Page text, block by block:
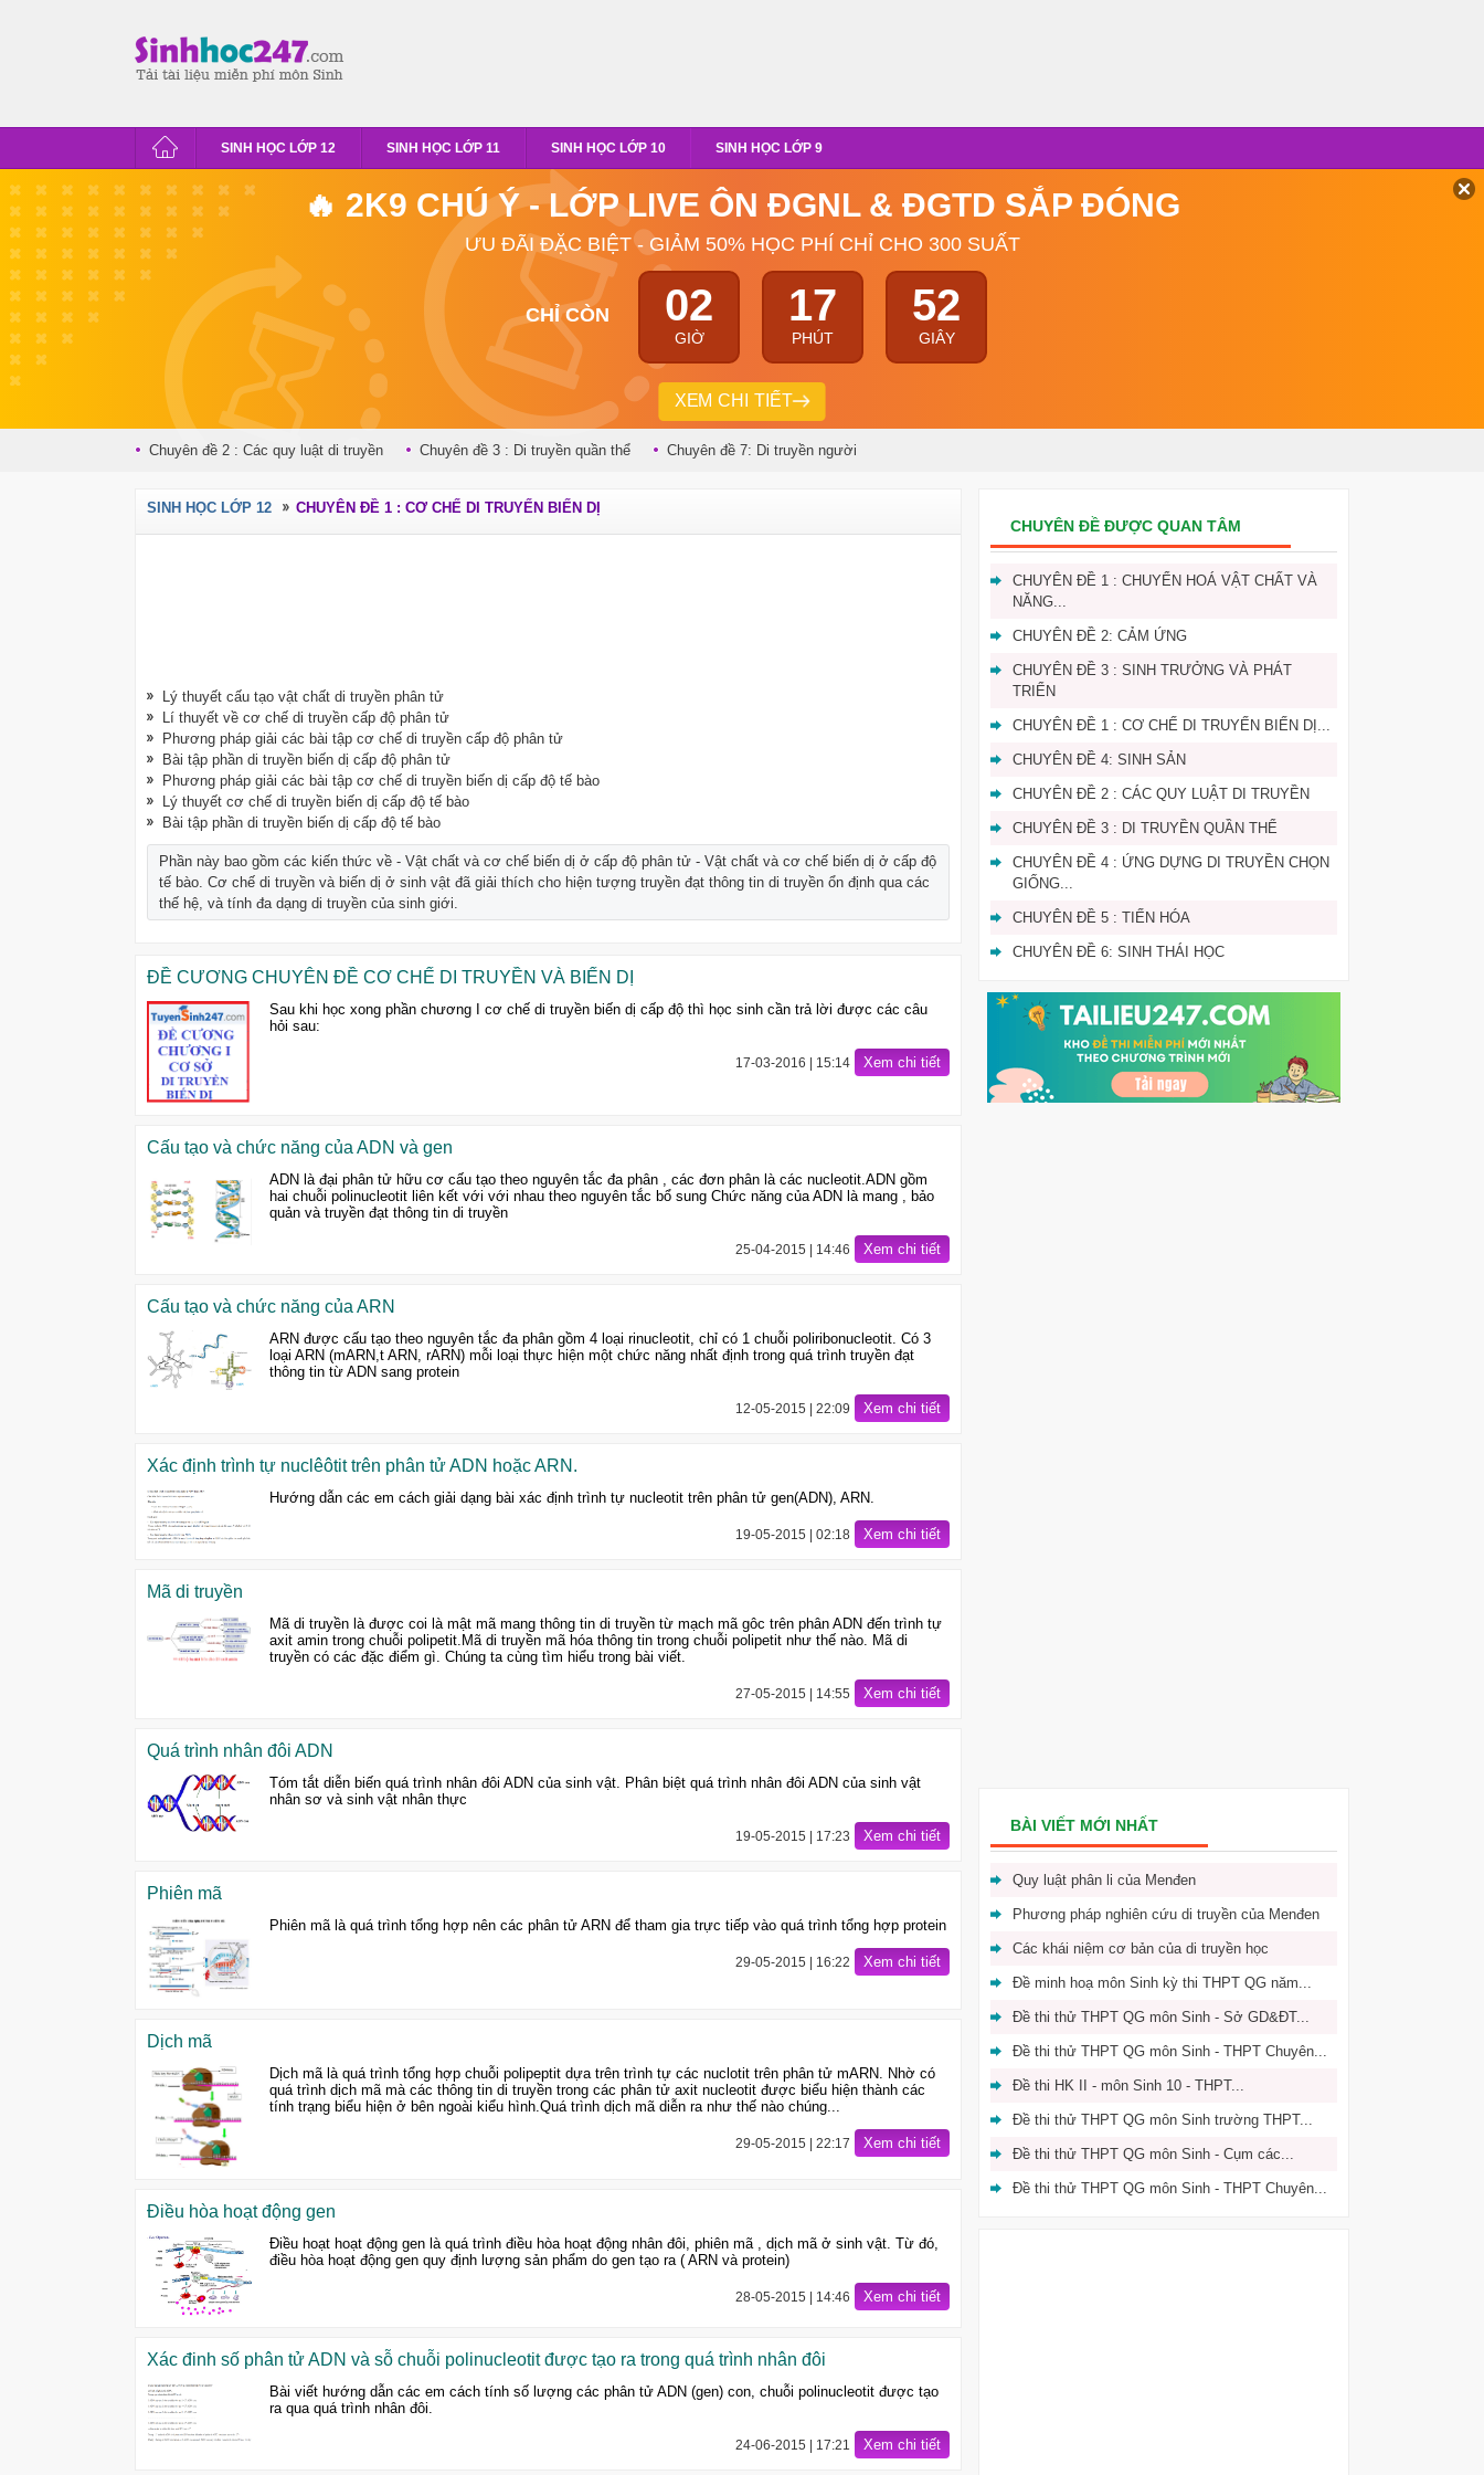
SINH HỌC LỚP 12 SINH HỌC LỚP 11 SINH HỌC LỚP 10 SINH HỌC LỚP 9
🔥 2K9 CHÚ Ý - LỚP LIVE ÔN ĐGNL & ĐGTD SẮP ĐÓNG
ƯU ĐÃI ĐẶC BIỆT - GIẢM 50% HỌC PHÍ CHỈ CHO 300 SUẤT
CHỈ CÒN 02
GIỜ
17
PHÚT
51
GIÂY
XEM CHI TIẾT
Chuyên đề 2 : Các quy luật di truyền Chuyên đề 3 : Di truyền quần thể Chuyên đề 7: Di truyền người
SINH HỌC LỚP 12 CHUYÊN ĐỀ 1 : CƠ CHẾ DI TRUYẾN BIẾN DỊ
Lý thuyết cấu tạo vật chất di truyền phân tử
Lí thuyết về cơ chế di truyền cấp độ phân tử
Phương pháp giải các bài tập cơ chế di truyền cấp độ phân tử
Bài tập phần di truyền biến dị cấp độ phân tử
Phương pháp giải các bài tập cơ chế di truyền biến dị cấp độ tế bào
Lý thuyết cơ chế di truyền biến dị cấp độ tế bào
Bài tập phần di truyền biến dị cấp độ tế bào
Phần này bao gồm các kiến thức về - Vật chất và cơ chế biến dị ở cấp độ phân tử - Vật chất và cơ chế biến dị ở cấp độ
tế bào. Cơ chế di truyền và biến dị ở sinh vật đã giải thích cho hiện tượng truyền đạt thông tin di truyền ổn định qua các
thế hệ, và tính đa dạng di truyền của sinh giới.
ĐỀ CƯƠNG CHUYÊN ĐỀ CƠ CHẾ DI TRUYỀN VÀ BIẾN DỊ
Sau khi học xong phần chương I cơ chế di truyền biến dị cấp độ thì học sinh cần trả lời được các câu
hỏi sau:
17-03-2016 | 15:14 Xem chi tiết
Cấu tạo và chức năng của ADN và gen
ADN là đại phân tử hữu cơ cấu tạo theo nguyên tắc đa phân , các đơn phân là các nucleotit.ADN gồm
hai chuỗi polinucleotit liên kết với với nhau theo nguyên tắc bổ sung Chức năng của ADN là mang , bảo
quản và truyền đạt thông tin di truyền
25-04-2015 | 14:46 Xem chi tiết
Cấu tạo và chức năng của ARN
ARN được cấu tạo theo nguyên tắc đa phân gồm 4 loại rinucleotit, chỉ có 1 chuỗi poliribonucleotit. Có 3
loại ARN (mARN,t ARN, rARN) mỗi loại thực hiện một chức năng nhất định trong quá trình truyền đạt
thông tin từ ADN sang protein
12-05-2015 | 22:09 Xem chi tiết
Xác định trình tự nuclêôtit trên phân tử ADN hoặc ARN.
Hướng dẫn các em cách giải dạng bài xác định trình tự nucleotit trên phân tử gen(ADN), ARN.
19-05-2015 | 02:18 Xem chi tiết
Mã di truyền
Mã di truyền là được coi là mật mã mang thông tin di truyền từ mạch mã gôc trên phân ADN đến trình tự
axit amin trong chuỗi polipetit.Mã di truyền mã hóa thông tin trong chuỗi polipetit như thế nào. Mã di
truyền có các đặc điểm gì. Chúng ta cùng tìm hiểu trong bài viết.
27-05-2015 | 14:55 Xem chi tiết
Quá trình nhân đôi ADN
Tóm tắt diễn biến quá trình nhân đôi ADN của sinh vật. Phân biệt quá trình nhân đôi ADN của sinh vật
nhân sơ và sinh vật nhân thực
19-05-2015 | 17:23 Xem chi tiết
Phiên mã
Phiên mã là quá trình tổng hợp nên các phân tử ARN để tham gia trực tiếp vào quá trình tổng hợp protein
29-05-2015 | 16:22 Xem chi tiết
Dịch mã
Dịch mã là quá trình tổng hợp chuỗi polipeptit dựa trên trình tự các nuclotit trên phân tử mARN. Nhờ có
quá trình dịch mã mà các thông tin di truyền trong các phân tử axit nucleotit được biểu hiện thành các
tính trạng biểu hiện ở bên ngoài kiểu hình.Quá trình dịch mã diễn ra như thế nào chúng...
29-05-2015 | 22:17 Xem chi tiết
Điều hòa hoạt động gen
Điều hoạt hoạt động gen là quá trình điều hòa hoạt động nhân đôi, phiên mã , dịch mã ở sinh vật. Từ đó,
điều hòa hoạt động gen quy định lượng sản phẩm do gen tạo ra ( ARN và protein)
28-05-2015 | 14:46 Xem chi tiết
Xác đinh số phân tử ADN và sỗ chuỗi polinucleotit được tạo ra trong quá trình nhân đôi
Bài viết hướng dẫn các em cách tính số lượng các phân tử ADN (gen) con, chuỗi polinucleotit được tạo
ra qua quá trình nhân đôi.
24-06-2015 | 17:21 Xem chi tiết
CHUYÊN ĐỀ ĐƯỢC QUAN TÂM
CHUYÊN ĐỀ 1 : CHUYỂN HOÁ VẬT CHẤT VÀ
NĂNG...
CHUYÊN ĐỀ 2: CẢM ỨNG
CHUYÊN ĐỀ 3 : SINH TRƯỞNG VÀ PHÁT
TRIỂN
CHUYÊN ĐỀ 1 : CƠ CHẾ DI TRUYẾN BIẾN DỊ...
CHUYÊN ĐỀ 4: SINH SẢN
CHUYÊN ĐỀ 2 : CÁC QUY LUẬT DI TRUYỀN
CHUYÊN ĐỀ 3 : DI TRUYỀN QUẦN THỂ
CHUYÊN ĐỀ 4 : ỨNG DỰNG DI TRUYỀN CHỌN
GIỐNG...
CHUYÊN ĐỀ 5 : TIẾN HÓA
CHUYÊN ĐỀ 6: SINH THÁI HỌC
BÀI VIẾT MỚI NHẤT
Quy luật phân li của Menđen
Phương pháp nghiên cứu di truyền của Menđen
Các khái niệm cơ bản của di truyền học
Đề minh hoạ môn Sinh kỳ thi THPT QG năm...
Đề thi thử THPT QG môn Sinh - Sở GD&ĐT...
Đề thi thử THPT QG môn Sinh - THPT Chuyên...
Đề thi HK II - môn Sinh 10 - THPT...
Đề thi thử THPT QG môn Sinh trường THPT...
Đề thi thử THPT QG môn Sinh - Cụm các...
Đề thi thử THPT QG môn Sinh - THPT Chuyên...